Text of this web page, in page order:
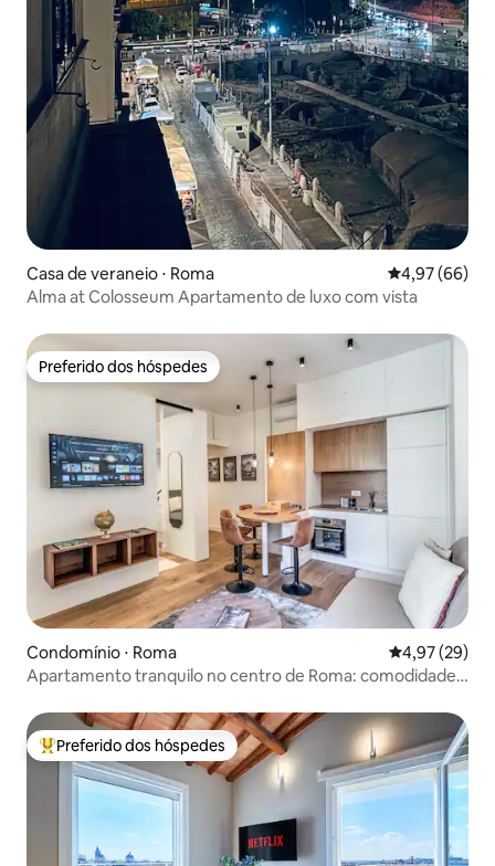
Casa de veraneio ⋅ Roma 4,97 de uma
4,97 (66)
Alma at Colosseum Apartamento de luxo com vista
Preferido dos hóspedes
Preferido dos hóspedes
Condomínio ⋅ Roma 4,97 de uma
4,97 (29)
Apartamento tranquilo no centro de Roma: comodidades
Entre os melhores preferidos dos hóspedes
Preferido dos hóspedes